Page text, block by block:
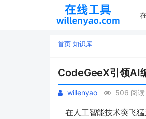
首页 知识库
CodeGeeX引领AI
willenyao 506 阅读
在人工智能技术突飞